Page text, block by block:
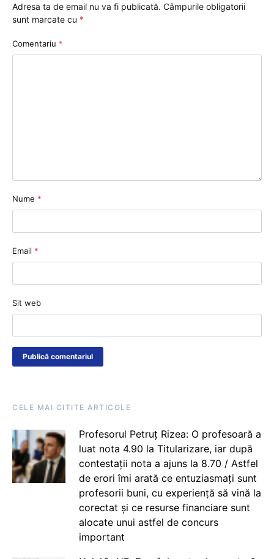
Adresa ta de email nu va fi publicată. Câmpurile obligatorii
sunt marcate cu *
Comentariu *
Nume *
Email *
Sit web
CELE MAI CITITE ARTICOLE
Profesorul Petruț Rizea: O profesoară a
luat nota 4.90 la Titularizare, iar după
contestații nota a ajuns la 8.70 / Astfel
de erori îmi arată ce entuziasmați sunt
profesorii buni, cu experiență să vină la
corectat și ce resurse financiare sunt
alocate unui astfel de concurs
important